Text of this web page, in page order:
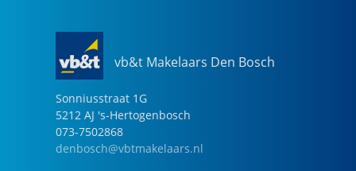
vb&t Makelaars Den Bosch
Sonniusstraat 1G
5212 AJ 's-Hertogenbosch
073-7502868
denbosch@vbtmakelaars.nl